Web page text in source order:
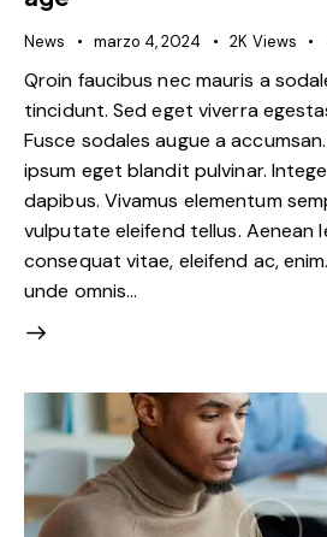
News marzo 4, 2024 2K Views
Qroin faucibus nec mauris a
tincidunt. Sed eget viverra
Fusce sodales augue a
ipsum eget blandit pulvinar.
dapibus. Vivamus elementum
vulputate eleifend tellus. Aenean
consequat vitae, eleifend ac,
unde omnis…